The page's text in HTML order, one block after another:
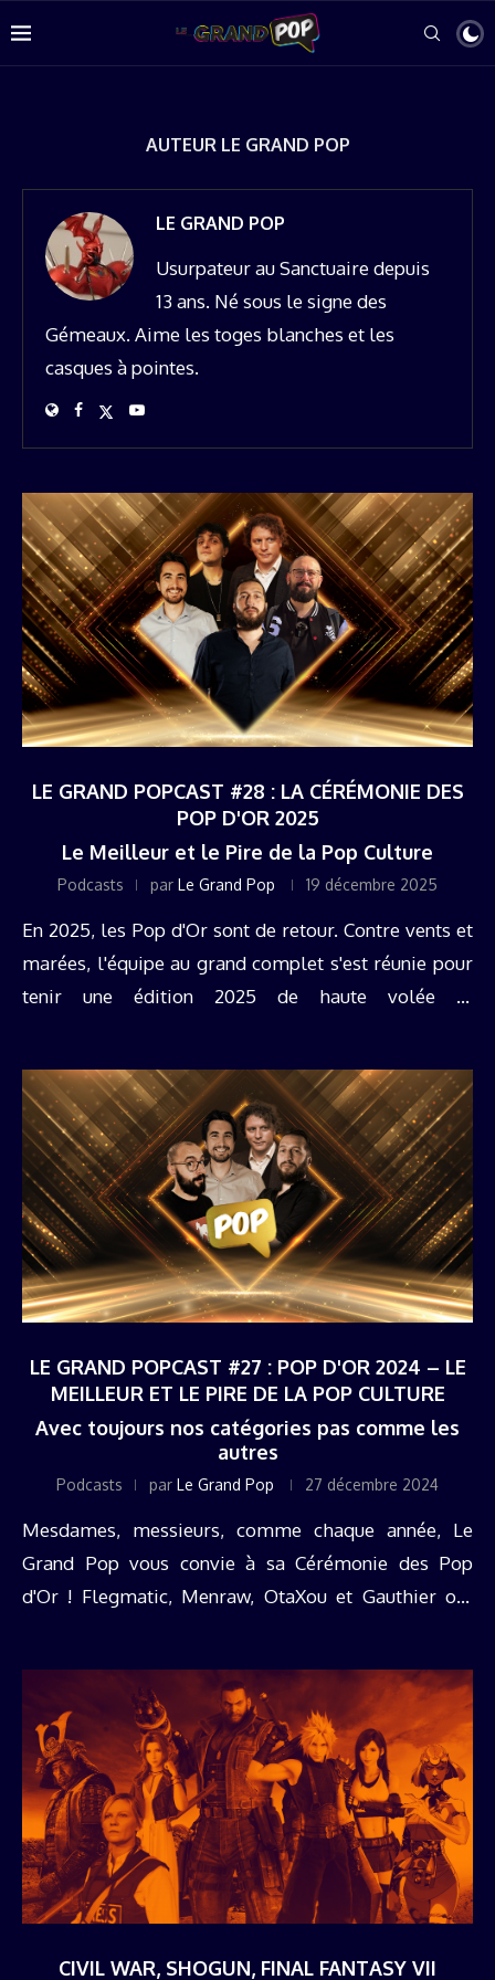
AUTEUR LE GRAND POP
LE GRAND POP
Usurpateur au Sanctuaire depuis
13 ans. Né sous le signe des
Gémeaux. Aime les toges blanches et les
casques à pointes.
LE GRAND POPCAST #28 : LA CÉRÉMONIE DES
POP D'OR 2025
Le Meilleur et le Pire de la Pop Culture
Podcasts par Le Grand Pop 19 décembre 2025
En 2025, les Pop d'Or sont de retour. Contre vents et
marées, l'équipe au grand complet s'est réunie pour
tenir une édition 2025 de haute volée et
LE GRAND POPCAST #27 : POP D'OR 2024 – LE
MEILLEUR ET LE PIRE DE LA POP CULTURE
Avec toujours nos catégories pas comme les
autres
Podcasts par Le Grand Pop 27 décembre 2024
Mesdames, messieurs, comme chaque année, Le
Grand Pop vous convie à sa Cérémonie des Pop
d'Or ! Flegmatic, Menraw, OtaXou et Gauthier ont
CIVIL WAR, SHOGUN, FINAL FANTASY VII